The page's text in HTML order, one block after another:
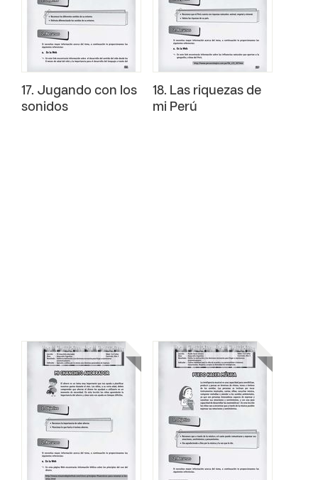
17. Jugando con los
sonidos
18. Las riquezas de
mi Perú